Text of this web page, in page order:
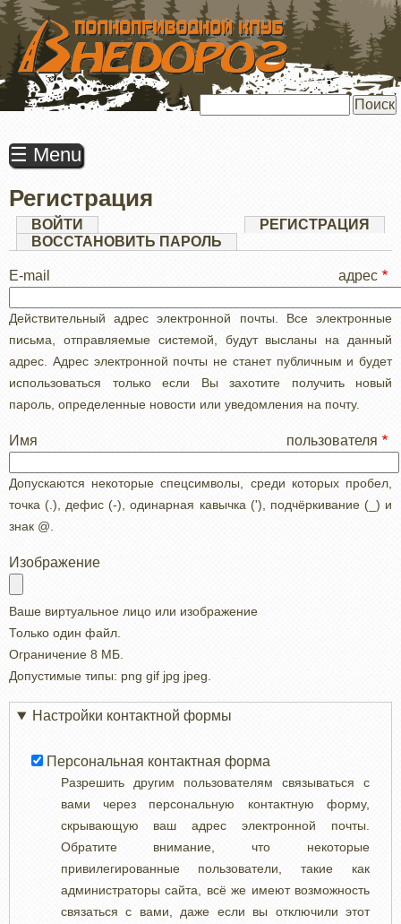
ПЕРЕЙТИ
ОСНОВНОМУ
СОДЕРЖАНИЮ
☰ Menu
Регистрация
Главные
вкладки
ВОЙТИ РЕГИСТРАЦИЯ
ВОССТАНОВИТЬ ПАРОЛЬ
E-mail адрес
Действительный адрес электронной почты. Все электронные
письма, отправляемые системой, будут высланы на данный
адрес. Адрес электронной почты не станет публичным и будет
использоваться только если Вы захотите получить новый
пароль, определенные новости или уведомления на почту.
Имя пользователя
Допускаются некоторые спецсимволы, среди которых пробел,
точка (.), дефис (-), одинарная кавычка ('), подчёркивание (_) и
знак @.
Изображение
Ваше виртуальное лицо или изображение
Только один файл.
Ограничение 8 МБ.
Допустимые типы: png gif jpg jpeg.
Настройки контактной формы
Персональная контактная форма
Разрешить другим пользователям связываться с
вами через персональную контактную форму,
скрывающую ваш адрес электронной почты.
Обратите внимание, что некоторые
привилегированные пользователи, такие как
администраторы сайта, всё же имеют возможность
связаться с вами, даже если вы отключили этот